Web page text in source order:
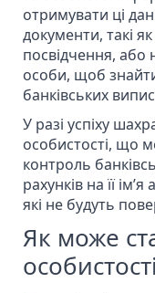
отримувати ці
документи, такі
посвідчення, або
особи, щоб
банківських
У разі успіху
особистості, що
контроль
рахунків на її
які не будуть
Як може